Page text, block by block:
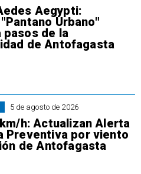
Aegypti:
Urbano"
pasos de la
de Antofagasta
5 de agosto de 2026
h: Actualizan Alerta
Preventiva por viento
de Antofagasta